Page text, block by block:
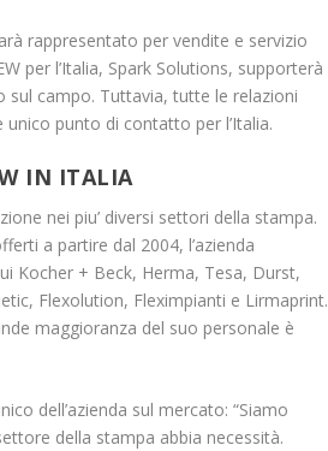
rappresentato per vendite e servizio
per l’Italia, Spark Solutions, supporterà
campo. Tuttavia, tutte le relazioni
punto di contatto per l’Italia.
IN ITALIA
nei piu’ diversi settori della stampa.
a partire dal 2004, l’azienda
Kocher + Beck, Herma, Tesa, Durst,
Flexolution, Fleximpianti e Lirmaprint.
maggioranza del suo personale è
dell’azienda sul mercato: “Siamo
della stampa abbia necessità.